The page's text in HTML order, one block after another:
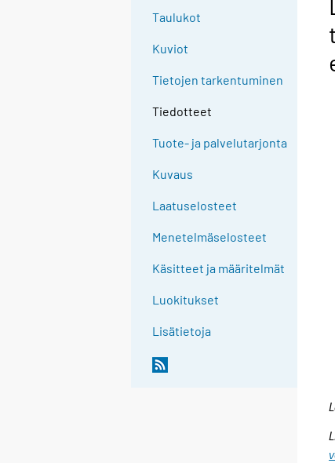
Taulukot
Kuviot
Tietojen tarkentuminen
Tiedotteet
Tuote- ja palvelutarjonta
Kuvaus
Laatuselosteet
Menetelmäselosteet
Käsitteet ja määritelmät
Luokitukset
Lisätietoja